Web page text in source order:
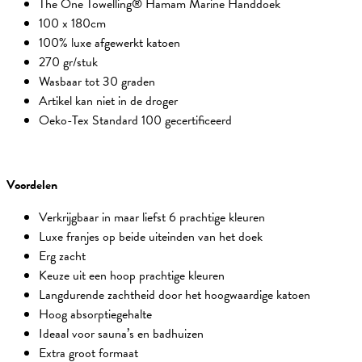
The One Towelling® Hamam Marine Handdoek
100 x 180cm
100% luxe afgewerkt katoen
270 gr/stuk
Wasbaar tot 30 graden
Artikel kan niet in de droger
Oeko-Tex Standard 100 gecertificeerd
Voordelen
Verkrijgbaar in maar liefst 6 prachtige kleuren
Luxe franjes op beide uiteinden van het doek
Erg zacht
Keuze uit een hoop prachtige kleuren
Langdurende zachtheid door het hoogwaardige katoen
Hoog absorptiegehalte
Ideaal voor sauna’s en badhuizen
Extra groot formaat